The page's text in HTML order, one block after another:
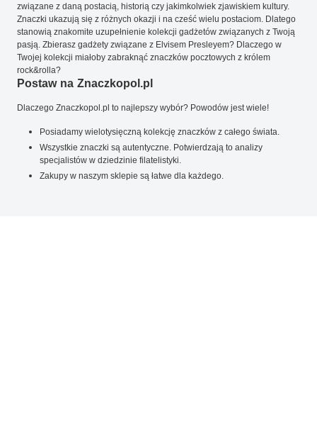
związane z daną postacią, historią czy jakimkolwiek zjawiskiem kultury.
Znaczki ukazują się z różnych okazji i na cześć wielu postaciom. Dlatego
stanowią znakomite uzupełnienie kolekcji gadżetów związanych z Twoją
pasją. Zbierasz gadżety związane z Elvisem Presleyem? Dlaczego w
Twojej kolekcji miałoby zabraknąć znaczków pocztowych z królem
rock&rolla?
Postaw na Znaczkopol.pl
Dlaczego Znaczkopol.pl to najlepszy wybór? Powodów jest wiele!
Posiadamy wielotysięczną kolekcję znaczków z całego świata.
Wszystkie znaczki są autentyczne. Potwierdzają to analizy
specjalistów w dziedzinie filatelistyki.
Zakupy w naszym sklepie są łatwe dla każdego.